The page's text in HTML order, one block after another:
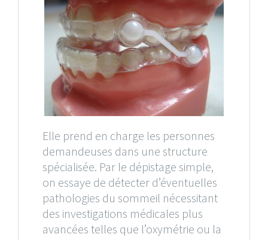
Elle prend en charge les personnes
demandeuses dans une structure
spécialisée. Par le dépistage simple,
on essaye de détecter d’éventuelles
pathologies du sommeil nécessitant
des investigations médicales plus
avancées telles que l’oxymétrie ou la